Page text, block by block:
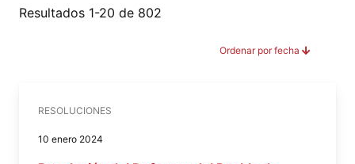
Resultados 1-20 de 802
Ordenar por fecha
RESOLUCIONES
10 enero 2024